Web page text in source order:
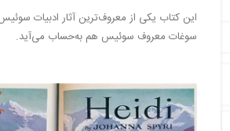
این کتاب یکی از معروف‌ترین آثار ادبیات
سوغات معروف سوئیس هم به‌حساب می‌آید.